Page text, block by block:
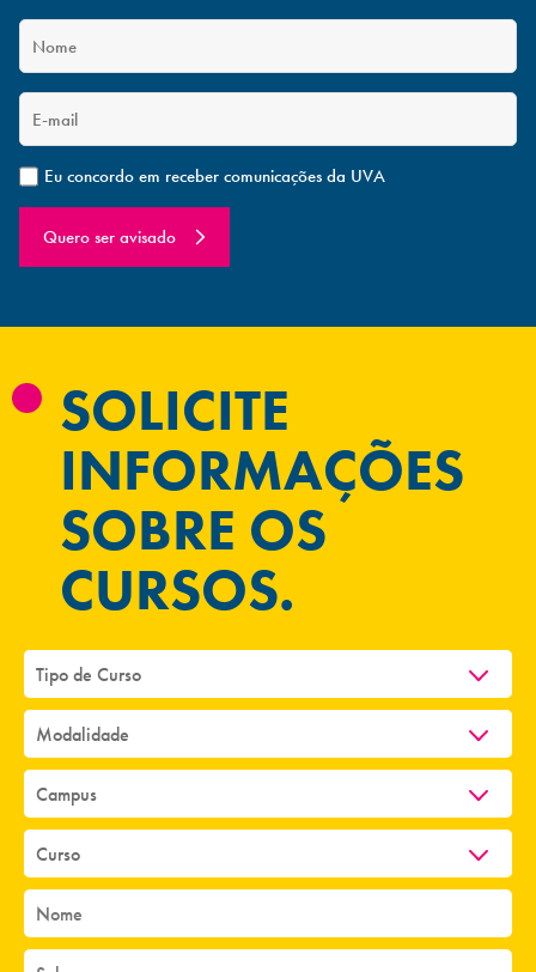
Eu concordo em receber comunicações da UVA
Quero ser avisado
SOLICITE
INFORMAÇÕES
SOBRE OS
CURSOS.